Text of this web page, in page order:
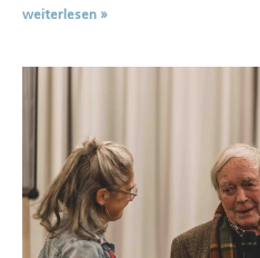
weiterlesen »